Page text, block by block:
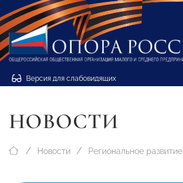
Версия для слабовидящих
НОВОСТИ
Новости Региональное развитие